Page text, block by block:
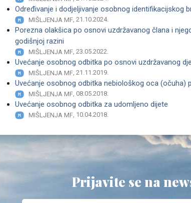
Određivanje i dodjeljivanje osobnog identifikacijskog
MIŠLJENJA MF, 21.10.2024.
Porezna olakšica po osnovi uzdržavanog člana i
godišnjoj razini
MIŠLJENJA MF, 23.05.2022.
Uvećanje osobnog odbitka po osnovi uzdržavanog
MIŠLJENJA MF, 21.11.2019.
Uvećanje osobnog odbitka nebiološkog oca (očuha)
MIŠLJENJA MF, 08.05.2018.
Uvećanje osobnog odbitka za udomljeno dijete
MIŠLJENJA MF, 10.04.2018.
Prijavite se na